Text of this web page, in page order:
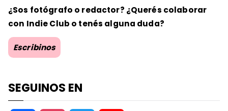
¿Sos fotógrafo o redactor? ¿Querés colaborar
con Indie Club o tenés alguna duda?
Escribinos
SEGUINOS EN